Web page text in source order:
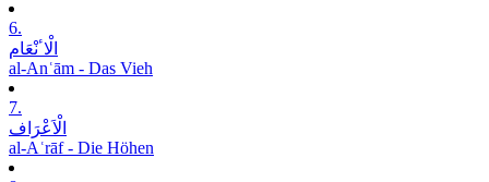
6.
الْاٴنْعَام
al-Anʿām - Das Vieh
7.
الْاَعْرَاف
al-Aʿrāf - Die Höhen